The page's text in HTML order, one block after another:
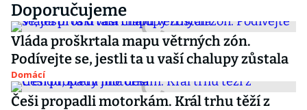
Doporučujeme
Vláda proškrtala mapu větrných zón.
Podívejte se, jestli ta u vaší chalupy zůstala
Domácí
Češi propadli motorkám. Král trhu těží z